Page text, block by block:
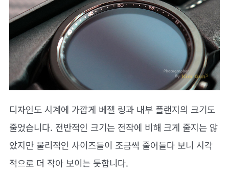
디자인도 시계에 가깝게 베젤 링과 내부 플랜지의 크기도
줄었습니다. 전반적인 크기는 전작에 비해 크게 줄지는 않
았지만 물리적인 사이즈들이 조금씩 줄어들다 보니 시각
적으로 더 작아 보이는 듯합니다.